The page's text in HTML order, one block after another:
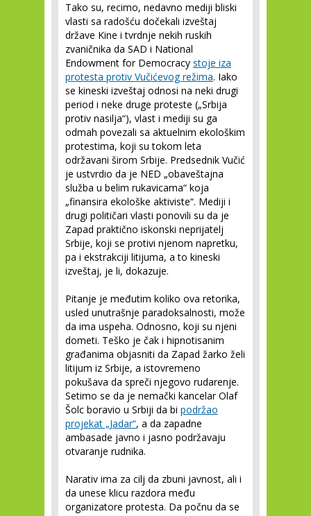
Tako su, recimo, nedavno mediji bliski
vlasti sa radošću dočekali izveštaj
države Kine i tvrdnje nekih ruskih
zvaničnika da SAD i National
Endowment for Democracy stoje iza
protesta protiv Vučićevog režima. Iako
se kineski izveštaj odnosi na neki drugi
period i neke druge proteste („Srbija
protiv nasilja“), vlast i mediji su ga
odmah povezali sa aktuelnim ekološkim
protestima, koji su tokom leta
održavani širom Srbije. Predsednik Vučić
je ustvrdio da je NED „obaveštajna
služba u belim rukavicama“ koja
„finansira ekološke aktiviste“. Mediji i
drugi političari vlasti ponovili su da je
Zapad praktično iskonski neprijatelj
Srbije, koji se protivi njenom napretku,
pa i ekstrakciji litijuma, a to kineski
izveštaj, je li, dokazuje.
Pitanje je međutim koliko ova retorika,
usled unutrašnje paradoksalnosti, može
da ima uspeha. Odnosno, koji su njeni
dometi. Teško je čak i hipnotisanim
građanima objasniti da Zapad žarko želi
litijum iz Srbije, a istovremeno
pokušava da spreči njegovo rudarenje.
Setimo se da je nemački kancelar Olaf
Šolc boravio u Srbiji da bi podržao
projekat „Jadar“, a da zapadne
ambasade javno i jasno podržavaju
otvaranje rudnika.
Narativ ima za cilj da zbuni javnost, ali i
da unese klicu razdora među
organizatore protesta. Da počnu da se